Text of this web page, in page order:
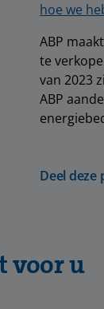
hoe we
ABP
te
van 2023
ABP
Deel deze
voor u